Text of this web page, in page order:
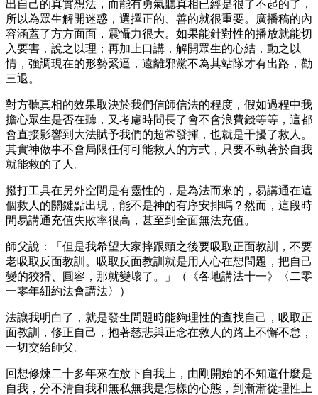
出自己的真實想法，而能有勇氣聽真相已經是很了不起的了，
所以為眾生解開迷惑，選擇正的、善的就很重要。廣播稿的內
容涵蓋了方方面面，震懾力很大。如果能針對性的播放就能切
入要害，說之以理；再加上口講，解開眾生的心結，動之以
情，強調現在的形勢緊逼，遠離邪黨不為其站隊才有出路，勸
三退。
對方聽真相的效果取決於我們信師信法的程度，假如過程中我
擔心眾生是否在聽，又考慮時間長了會不會浪費錢等等，這都
會直接影響到大法賦予我們的超常發揮，也就是干擾了救人。
其實神做事不會局限任何可能救人的方式，只要不執著於自我
就能救的了人。
撥打工具在另外空間是有靈性的，是為法而來的，易講通在這
個救人的關鍵點出現，能不是神的有序安排嗎？然而，這段時
間易講通充值失敗率很高，甚至到全面無法充值。
師父說：「但是我希望大家摔跟頭之後要吸取正面教訓，不要
老吸取反面教訓。吸取反面教訓就是用人心在想問題，把自己
變的狡猾、圓容，那就變壞了。」（《各地講法十一》〈二零
一零年紐約法會講法〉）
法讓我明白了，就是發生問題時能夠理性的查找自己，吸取正
面教訓，修正自己，抱著慈悲與正念在救人的路上不懈不怠，
一切交給師父。
回想修煉二十多年來在放下自我上，由剛開始的不知道什麼是
自我，分不清自我和無私無我是怎樣的心態，到漸漸從理性上